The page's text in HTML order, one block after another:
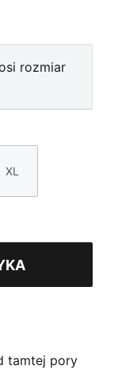
rozmiar
Rozmiar
XL
tamtej pory